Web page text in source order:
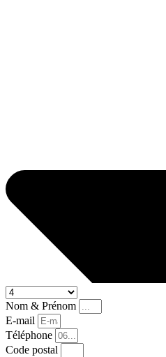
Nom & Prénom
E-mail
Téléphone
Code postal